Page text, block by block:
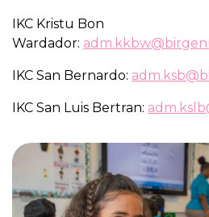
IKC Kristu Bon
Wardador:
IKC San Bernardo:
IKC San Luis Bertran: